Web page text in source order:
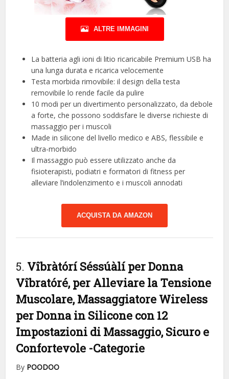
ALTRE IMMAGINI
La batteria agli ioni di litio ricaricabile Premium USB ha
una lunga durata e ricarica velocemente
Testa morbida rimovibile: il design della testa
removibile lo rende facile da pulire
10 modi per un divertimento personalizzato, da debole
a forte, che possono soddisfare le diverse richieste di
massaggio per i muscoli
Made in silicone del livello medico e ABS, flessibile e
ultra-morbido
Il massaggio può essere utilizzato anche da
fisioterapisti, podiatri e formatori di fitness per
alleviare l’indolenzimento e i muscoli annodati
ACQUISTA DA AMAZON
5. Vîbràtórí Séssúàlí per Donna
Vîbratóré, per Alleviare la Tensione
Muscolare, Massaggiatore Wireless
per Donna in Silicone con 12
Impostazioni di Massaggio, Sicuro e
Confortevole -Categorie
By POODOO